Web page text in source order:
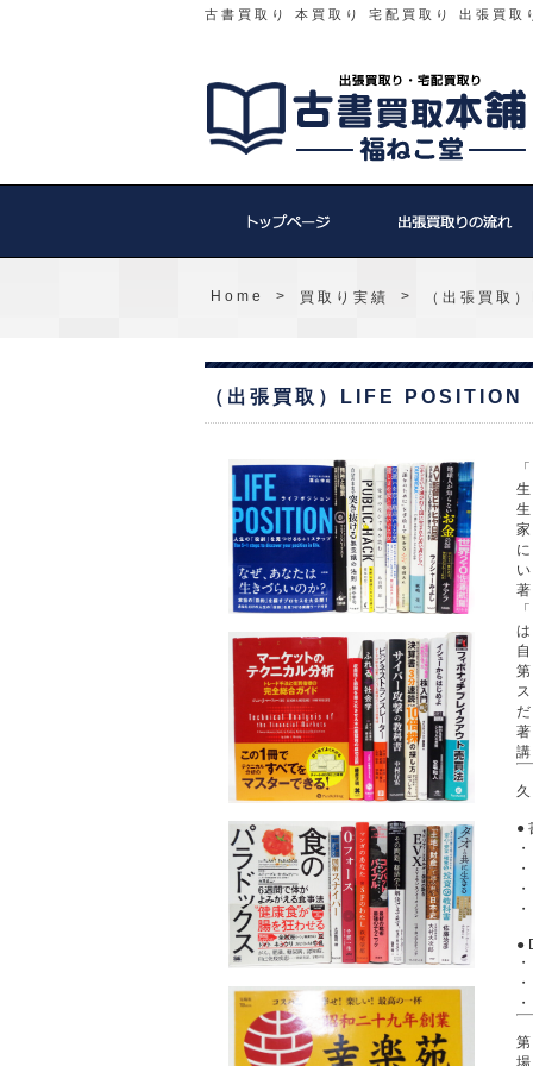
古書買取り 本買取り 宅配買取り 出張買取
Home > 買取り実績 > （出張買取
（出張買取）LIFE POSITION
●